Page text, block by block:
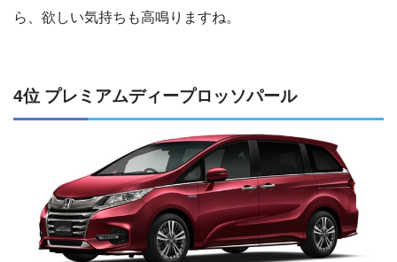
ら、欲しい気持ちも高鳴りますね。
4位 プレミアムディープロッソパール